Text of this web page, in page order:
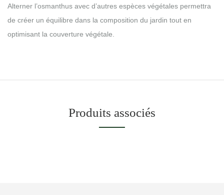
Alterner l’osmanthus avec d’autres espèces végétales permettra
de créer un équilibre dans la composition du jardin tout en
optimisant la couverture végétale.
Produits associés